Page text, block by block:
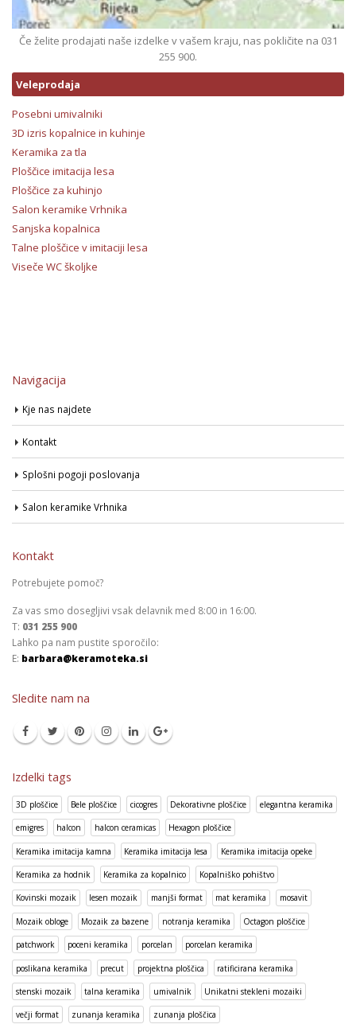
Če želite prodajati naše izdelke v vašem kraju, nas pokličite na 031
255 900.
Veleprodaja
Posebni umivalniki
3D izris kopalnice in kuhinje
Keramika za tla
Ploščice imitacija lesa
Ploščice za kuhinjo
Salon keramike Vrhnika
Sanjska kopalnica
Talne ploščice v imitaciji lesa
Viseče WC školjke
Navigacija
Kje nas najdete
Kontakt
Splošni pogoji poslovanja
Salon keramike Vrhnika
Kontakt
Potrebujete pomoč?
Za vas smo dosegljivi vsak delavnik med 8:00 in 16:00.
T: 031 255 900
Lahko pa nam pustite sporočilo:
E: barbara@keramoteka.si
Sledite nam na
Izdelki tags
3D ploščice Bele ploščice cicogres Dekorativne ploščice elegantna keramika
emigres halcon halcon ceramicas Hexagon ploščice
Keramika imitacija kamna Keramika imitacija lesa Keramika imitacija opeke
Keramika za hodnik Keramika za kopalnico Kopalniško pohištvo
Kovinski mozaik lesen mozaik manjši format mat keramika mosavit
Mozaik obloge Mozaik za bazene notranja keramika Octagon ploščice
patchwork poceni keramika porcelan porcelan keramika
poslikana keramika precut projektna ploščica ratificirana keramika
stenski mozaik talna keramika umivalnik Unikatni stekleni mozaiki
večji format zunanja keramika zunanja ploščica